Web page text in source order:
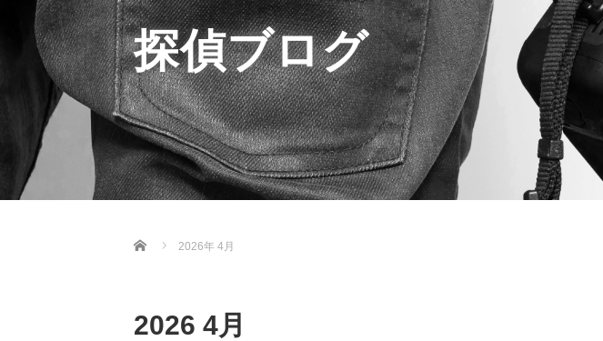
探偵ブログ
Home 2026年 4月
2026 4月